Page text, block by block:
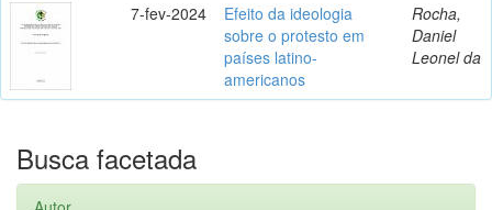
7-fev-2024
Efeito da ideologia
sobre o protesto em
países latino-
americanos
Rocha,
Daniel
Leonel da
Busca facetada